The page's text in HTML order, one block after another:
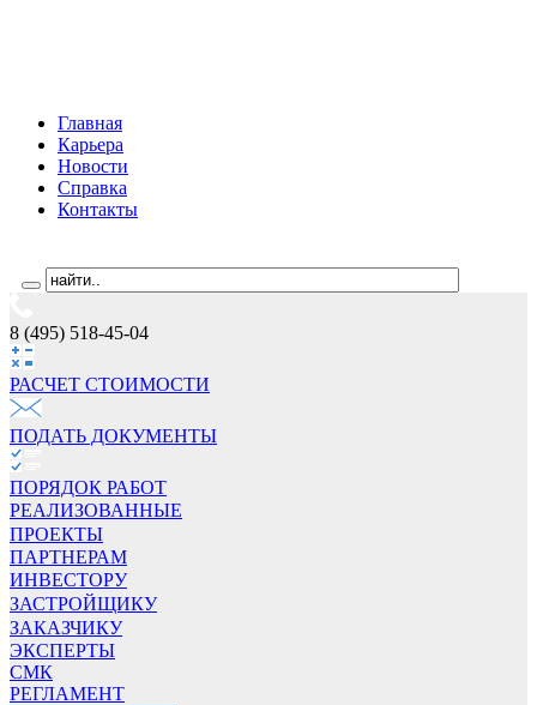
Главная
Карьера
Новости
Справка
Контакты
8 (495) 518-45-04
РАСЧЕТ СТОИМОCТИ
ПОДАТЬ ДОКУМЕНТЫ
ПОРЯДОК РАБОТ
РЕАЛИЗОВАННЫЕ
ПРОЕКТЫ
ПАРТНЕРАМ
ИНВЕСТОРУ
ЗАСТРОЙЩИКУ
ЗАКАЗЧИКУ
ЭКСПЕРТЫ
СМК
РЕГЛАМЕНТ